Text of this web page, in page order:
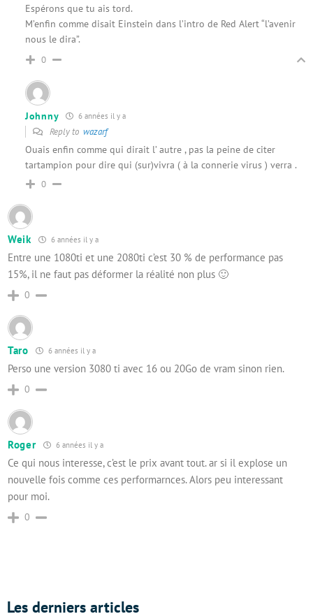
Espérons que tu ais tord.
M’enfin comme disait Einstein dans l’intro de Red Alert “l’avenir
nous le dira”.
0
Johnny 6 années il y a
Reply to wazarf
Ouais enfin comme qui dirait l’ autre , pas la peine de citer
tartampion pour dire qui (sur)vivra ( à la connerie virus ) verra .
0
Weik 6 années il y a
Entre une 1080ti et une 2080ti c’est 30 % de performance pas
15%, il ne faut pas déformer la réalité non plus 🙂
0
Taro 6 années il y a
Perso une version 3080 ti avec 16 ou 20Go de vram sinon rien.
0
Roger 6 années il y a
Ce qui nous interesse, c’est le prix avant tout. ar si il explose un
nouvelle fois comme ces performarnces. Alors peu interessant
pour moi.
0
Les derniers articles